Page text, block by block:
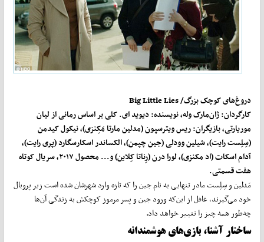
دروغ‌های کوچک بزرگ/Big Little Lies
کارگردان: ژان‌مارک وله، نویسنده: دیوید ای. کلی بر اساس رمانی از لیان
موریارتی، بازیگران: ریس ویترسپون (مدلین مارتا مَکِنزی)، نیکول کیدمن
(سِلِست رایت)، شیلین وودلی (جین چپمن)، الکساندر اسکارسگارد (پری رایت)،
آدام اسکات (اد مکنزی)، لورا درن (رِناتا کِلاین) و... محصول ۲۰۱۷، سریال کوتاه
هفت قسمتی.
مَدلین و سِلِست مادر تنهایی به نام جین را که تازه وارد شهرشان شده است زیر پروبال
خود می‌گیرند، غافل از این‌که ورود جین و پسر مرموز کوچکش به زندگی آن‌ها
چه‌طور همه چیز را تغییر خواهد داد.
ساختار آشنا، بازی‌های هوشمندانه